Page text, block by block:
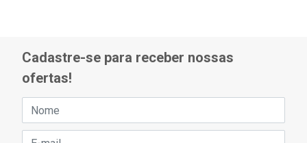
Cadastre-se para receber nossas
ofertas!